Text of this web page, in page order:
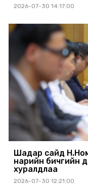
2026-07-30 14:17:00
Шадар сайд
нарийн бичгийн
хуралдлаа
2026-07-30 12:21:00